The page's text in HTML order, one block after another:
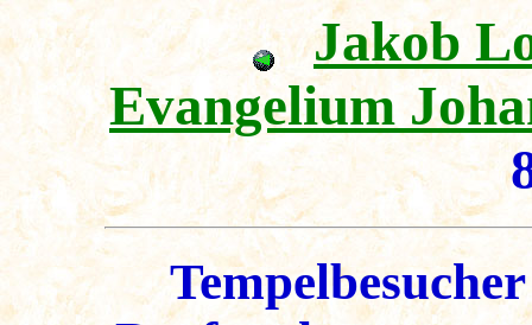
Jakob
Evangelium